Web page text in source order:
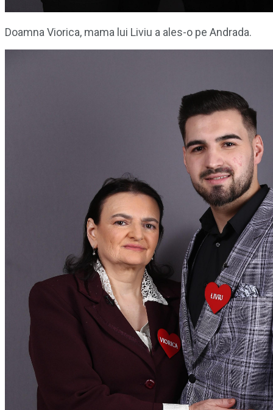
Doamna Viorica, mama lui Liviu a ales-o pe Andrada.